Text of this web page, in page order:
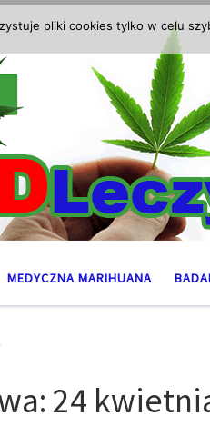
MEDYCZNA MARIHUANA
24
pliki cookies tylko w celu